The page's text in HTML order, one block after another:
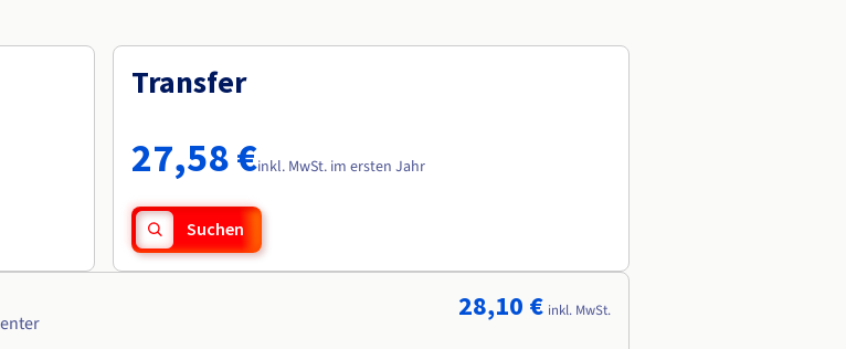
Transfer
27,58 €inkl. MwSt. im ersten Jahr
Suchen
28,10 € inkl. MwSt.